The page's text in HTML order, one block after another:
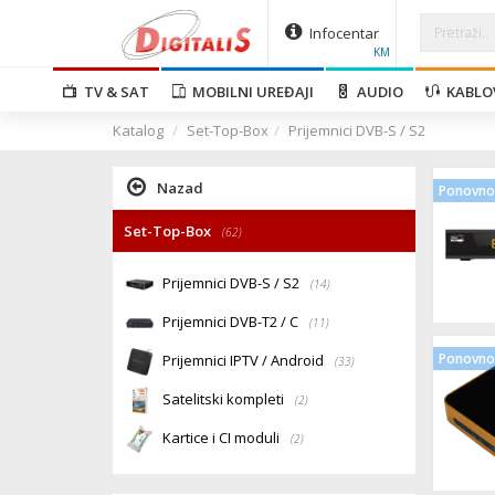
Infocentar
KM
TV & SAT MOBILNI UREĐAJI AUDIO
Katalog
Set-Top-Box Prijemnici DVB-S / S2
Nazad
Set-Top-Box (62)
Prijemnici DVB-S / S2 (14)
Prijemnici DVB-T2 / C (11)
Prijemnici IPTV / Android (33)
Satelitski kompleti (2)
Kartice i CI moduli (2)